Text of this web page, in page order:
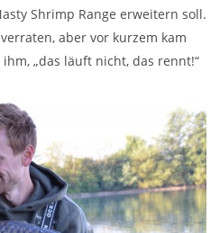
Shrimp Range erweitern soll.
aber vor kurzem kam
„das läuft nicht, das rennt!“